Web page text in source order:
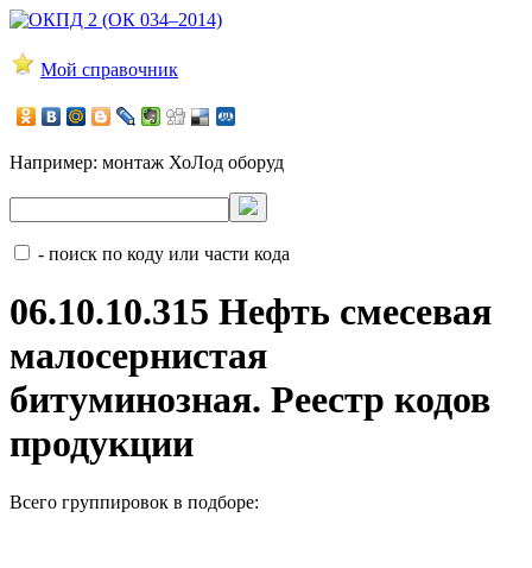
Мой справочник
Например: монтаж ХоЛод оборуд
- поиск по коду или части кода
06.10.10.315 Нефть смесевая
малосернистая
битуминозная. Реестр кодов
продукции
Всего группировок в подборе: